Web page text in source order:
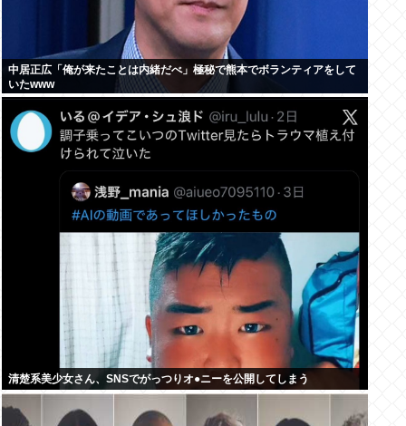
中居正広「俺が来たことは内緒だべ」極秘で熊本でボランティアをして
いたwww
清楚系美少女さん、SNSでがっつりオ●ニーを公開してしまう